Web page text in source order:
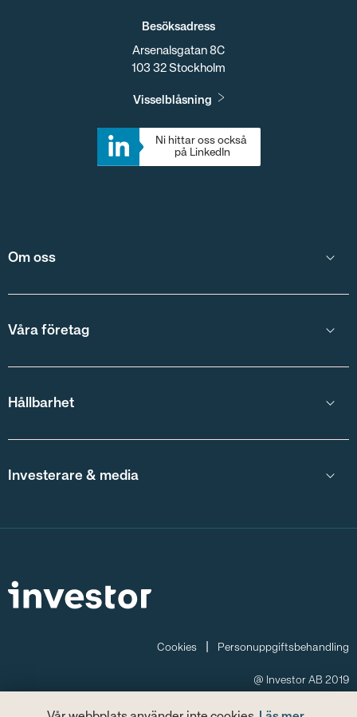
Besöksadress
Arsenalsgatan 8C
103 32 Stockholm
Visselblåsning
Ni hittar oss också
på LinkedIn
Om oss
Våra företag
Hållbarhet
Investerare & media
Cookies Personuppgiftsbehandling
@ Investor AB 2019
This website is not intended to offer or to promote the offer or sale of